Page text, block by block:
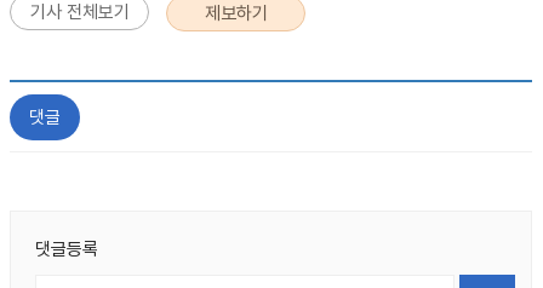
기사 전체보기 제보하기
댓글
댓글등록